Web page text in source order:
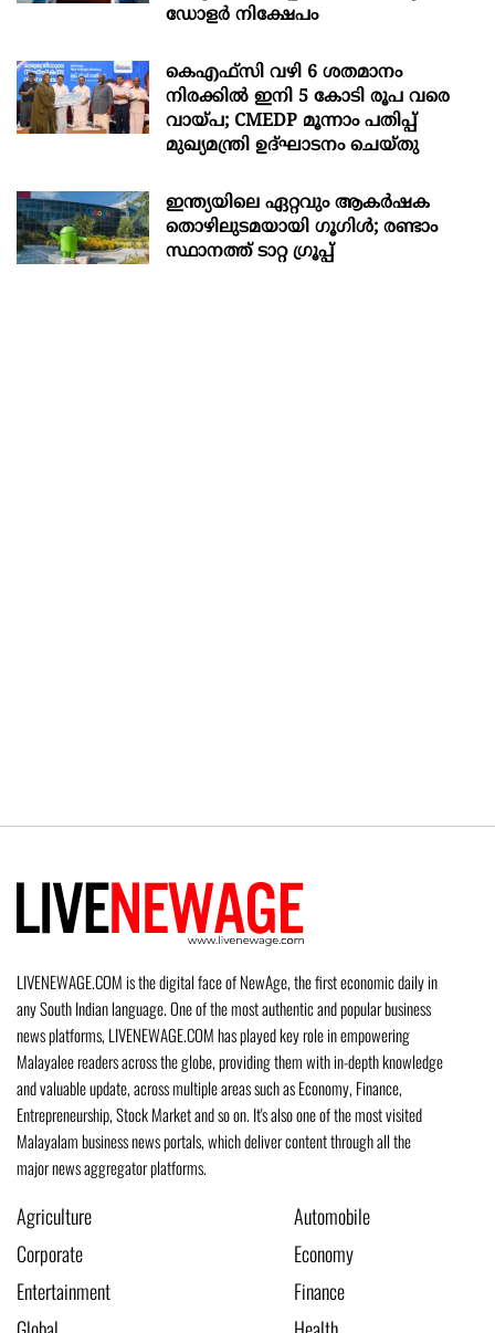
ഡോളർ നിക്ഷേപം
കെഎഫ്സി വഴി 6 ശതമാനം
നിരക്കിൽ ഇനി 5 കോടി രൂപ വരെ
വായ്പ; CMEDP മൂന്നാം പതിപ്പ്
മുഖ്യമന്ത്രി ഉദ്ഘാടനം ചെയ്തു
ഇന്ത്യയിലെ ഏറ്റവും ആകര്‍ഷക
തൊഴിലുടമയായി ഗൂഗിള്‍; രണ്ടാം
സ്ഥാനത്ത് ടാറ്റ ഗ്രൂപ്പ്
LIVENEWAGE.COM is the digital face of NewAge, the first economic daily in
any South Indian language. One of the most authentic and popular business
news platforms, LIVENEWAGE.COM has played key role in empowering
Malayalee readers across the globe, providing them with in-depth knowledge
and valuable update, across multiple areas such as Economy, Finance,
Entrepreneurship, Stock Market and so on. It's also one of the most visited
Malayalam business news portals, which deliver content through all the
major news aggregator platforms.
Agriculture
Automobile
Corporate
Economy
Entertainment
Finance